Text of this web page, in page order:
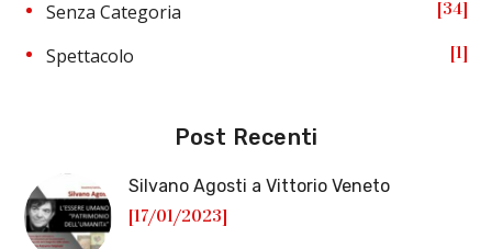
Senza Categoria 34
Spettacolo 1
Post Recenti
Silvano Agosti a Vittorio Veneto
[17/01/2023]